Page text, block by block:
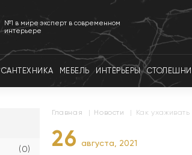
№1 в мире эксперт в современном
интерьере
САНТЕХНИКА МЕБЕЛЬ ИНТЕРЬЕРЫ
(0)
главная | новости | Как
26 августа, 2021